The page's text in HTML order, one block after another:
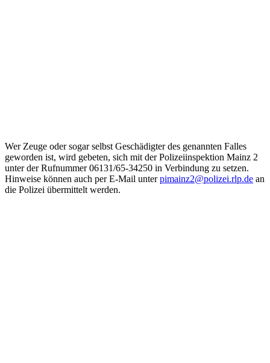
Wer Zeuge oder sogar selbst Geschädigter des genannten Falles
geworden ist, wird gebeten, sich mit der Polizeiinspektion Mainz 2
unter der Rufnummer 06131/65-34250 in Verbindung zu setzen.
Hinweise können auch per E-Mail unterpimainz2@polizei.rlp.de an
die Polizei übermittelt werden.